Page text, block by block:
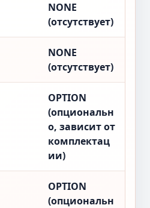
NONE
(отсутствует)
NONE
(отсутствует)
OPTION
(опциональн
о, зависит от
комплектац
ии)
OPTION
(опциональн